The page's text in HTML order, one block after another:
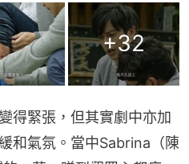
+32
得緊張，但其實劇中亦加
和氣氛。當中Sabrina（陳